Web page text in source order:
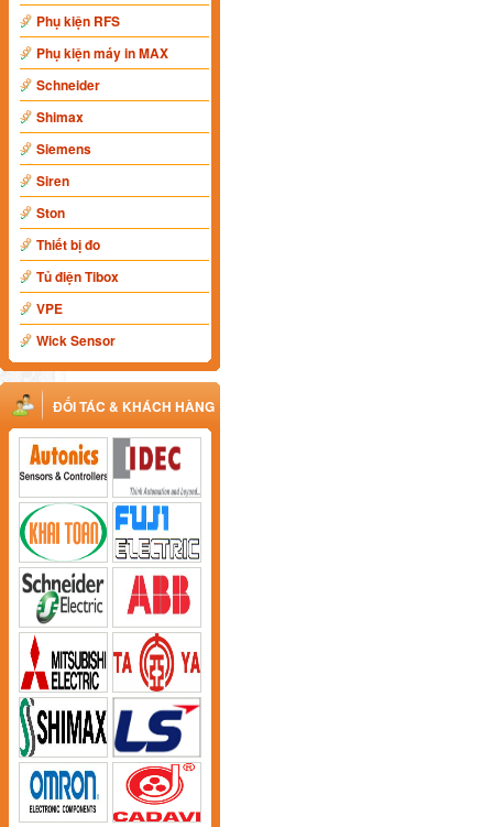
Phụ kiện RFS
Phụ kiện máy in MAX
Schneider
Shimax
Siemens
Siren
Ston
Thiết bị đo
Tủ điện Tibox
VPE
Wick Sensor
ĐỐI TÁC & KHÁCH HÀNG